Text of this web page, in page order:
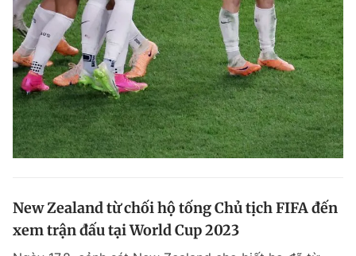
New Zealand từ chối hộ tống Chủ tịch FIFA đến
xem trận đấu tại World Cup 2023